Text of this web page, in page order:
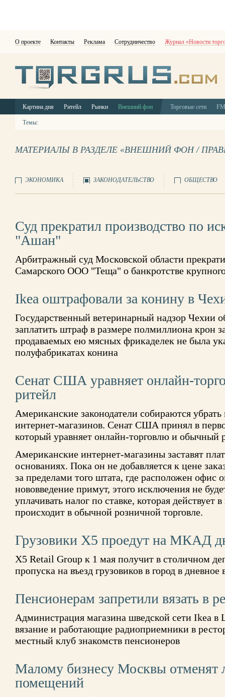
О проекте Контакты Реклама Сотрудничество Журнал «Новости
Картина дня Ритейл Рынки Внешний фон Торговые сети
Темы:
МАТЕРИАЛЫ В РАЗДЕЛЕ «ВНЕШНИЙ ФОН /
ЭКОНОМИКА ЗАКОНОДАТЕЛЬСТВО ОБЩЕСТВО
Суд прекратил производство по
"Ашан"
Арбитражный суд Московской области
Самарского ООО "Теща" о банкротстве
Ikea оштрафовали за конину в
Государственный ветеринарный надзор Чехии
заплатить штраф в размере полмиллиона крон
продаваемых ею мясных фрикаделек не была
полуфабрикатах конина
Сенат США уравняет онлайн-
ритейл
Американские законодатели собираются
интернет-магазинов. Сенат США принял в
который уравняет онлайн-торговлю и обычный
Американские интернет-магазины заставят
основаниях. Пока он не добавляется к цене
за пределами того штата, где расположен офис
нововведение примут, этого исключения не
уплачивать налог по ставке, которая действует
происходит в обычной розничной торговле.
Грузовики Х5 проедут на МКАД
Х5 Retail Group к 1 мая получит в столичном
пропуска на въезд грузовиков в город в дневное
Пенсионерам запретили вязать в
Администрация магазина шведской сети Ikea в
вязание и работающие радиоприемники в
местный клуб знакомств пенсионеров
Малому бизнесу Москвы отменят
помещений